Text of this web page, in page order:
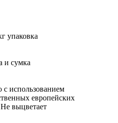
упаковка
и сумка
с использованием
европейских
выцветает